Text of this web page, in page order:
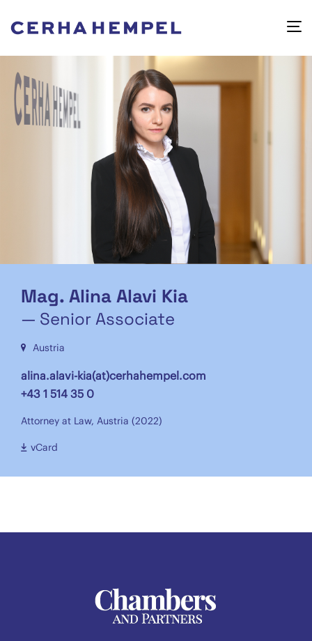
Mag. Alina Alavi Kia
— Senior Associate
Austria
alina.alavi-kia(at)cerhahempel.com
+43 1 514 35 0
Attorney at Law, Austria (2022)
vCard